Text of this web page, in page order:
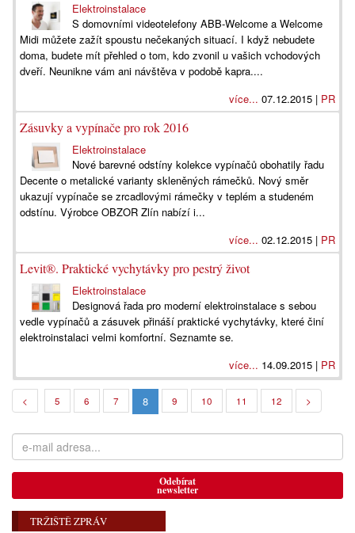
Elektroinstalace
S domovními videotelefony ABB-Welcome a Welcome
Midi můžete zažít spoustu nečekaných situací. I když nebudete
doma, budete mít přehled o tom, kdo zvonil u vašich vchodových
dveří. Neunikne vám ani návštěva v podobě kapra....
více... 07.12.2015 | PR
Zásuvky a vypínače pro rok 2016
Elektroinstalace
Nové barevné odstíny kolekce vypínačů obohatily řadu
Decente o metalické varianty skleněných rámečků. Nový směr
ukazují vypínače se zrcadlovými rámečky v teplém a studeném
odstínu. Výrobce OBZOR Zlín nabízí i...
více... 02.12.2015 | PR
Levit®. Praktické vychytávky pro pestrý život
Elektroinstalace
Designová řada pro moderní elektroinstalace s sebou
vedle vypínačů a zásuvek přináší praktické vychytávky, které činí
elektroinstalaci velmi komfortní. Seznamte se.
více... 14.09.2015 | PR
< 5 6 7 8 9 10 11 12 >
Odebírat
newsletter
TRŽIŠTĚ ZPRÁV